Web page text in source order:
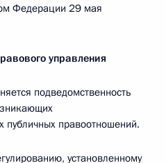
Федерации 29 мая
управления
подведомственность
публичных правоотношений.
установленному